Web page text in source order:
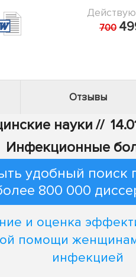
700
Отзывы
науки //
Инфекционные
удобный поиск
800 000
и оценка
помощи
инфекцией